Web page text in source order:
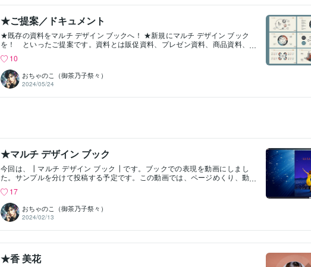
★修正・追加など更新の柔軟性が高い。★ページを追加できる。★高質なデ
ザインができる。★文字の大きさや書体が自由なので読みやすい。★高齢者
には閲覧しやすく最適。★ランディングページとしても有効。★パソコン、
タブレット、スマホで閲覧できる。★その他いろいろと優れている。※マルチ
デザイン ブックは、HTML、CSS、JavaScriptで構築されます。※ご質問等あ
りましたらDMにてお願い致します。アイコン デザインと画像 デザインの サ
ービスを始めました。出品予定のサービスです。
★ご提案／ドキュメント
★既存の資料をマルチ デザイン ブックへ！ ★新規にマルチ デザイン ブック
を！ といったご提案です。資料とは販促資料、プレゼン資料、商品資料、
PDFに変換できる資料であればご対応できます。※canvaで作成された資料に
もご対応できます。※紙資料にもご対応可能です。／イメージ／マルチ デザイ
ン ブックにするとその効果が期待できます。 ★既存の資料を単独にネットで
公開できる。★HPやLPに配置埋め込める。★マルチ デザイン ブックを配布
できる。★販促として再利用できる。★追加でマルチメディアな情報を配置
ク内の文字はGoogle検索される。 ★いつ、どのページをどれくらいの時間閲
覧したかわかる。 ★各種閲覧分析ができる。 ★ブックという既存の体験なの
で馴染みやすい。 ★修正・追加など更新の柔軟性が高い。★ページを後日に
追加できる。 ★パソコン、タブレット、スマホで閲覧できる。★その他いろ
いろと優れている。 ※マルチ デザイン ブックは、HTML、CSS、JavaScript
で構築されます。※ご質問等ありましたらDMにてお願い致します。マルチ デ
ザイン ブックのサービスです。（近日出品予定）アイコン デザインと画像
10
おちゃのこ（御茶乃子祭々）
2024/05/24
★マルチ デザイン ブック
今回は、┃マルチ デザイン ブック┃です。ブックでの表現を動画にしまし
た。サンプルを分けて投稿する予定です。この動画では、ページめくり、動
す。ハードカバーのデザインにしました。動画の左上にアイコンがありま
す。本来はここにロゴを置きます。ナレーション再生ボタンをアイコン
（笑）にしていますが、任意の画像に設定できます。また、BGMも設定でき
ます。動画は、YouTube、お持ちの動画をページに埋め込めます。フルスク
リーン再生や自動再生もできます。サンプルの続きは次回です。＼yunamong
17
おちゃのこ（御茶乃子祭々）
2024/02/13
★香 美花